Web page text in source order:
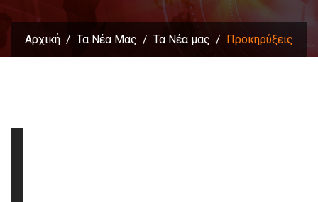
Αρχική Τα Νέα Μας Τα Νέα μας Προκηρύξεις